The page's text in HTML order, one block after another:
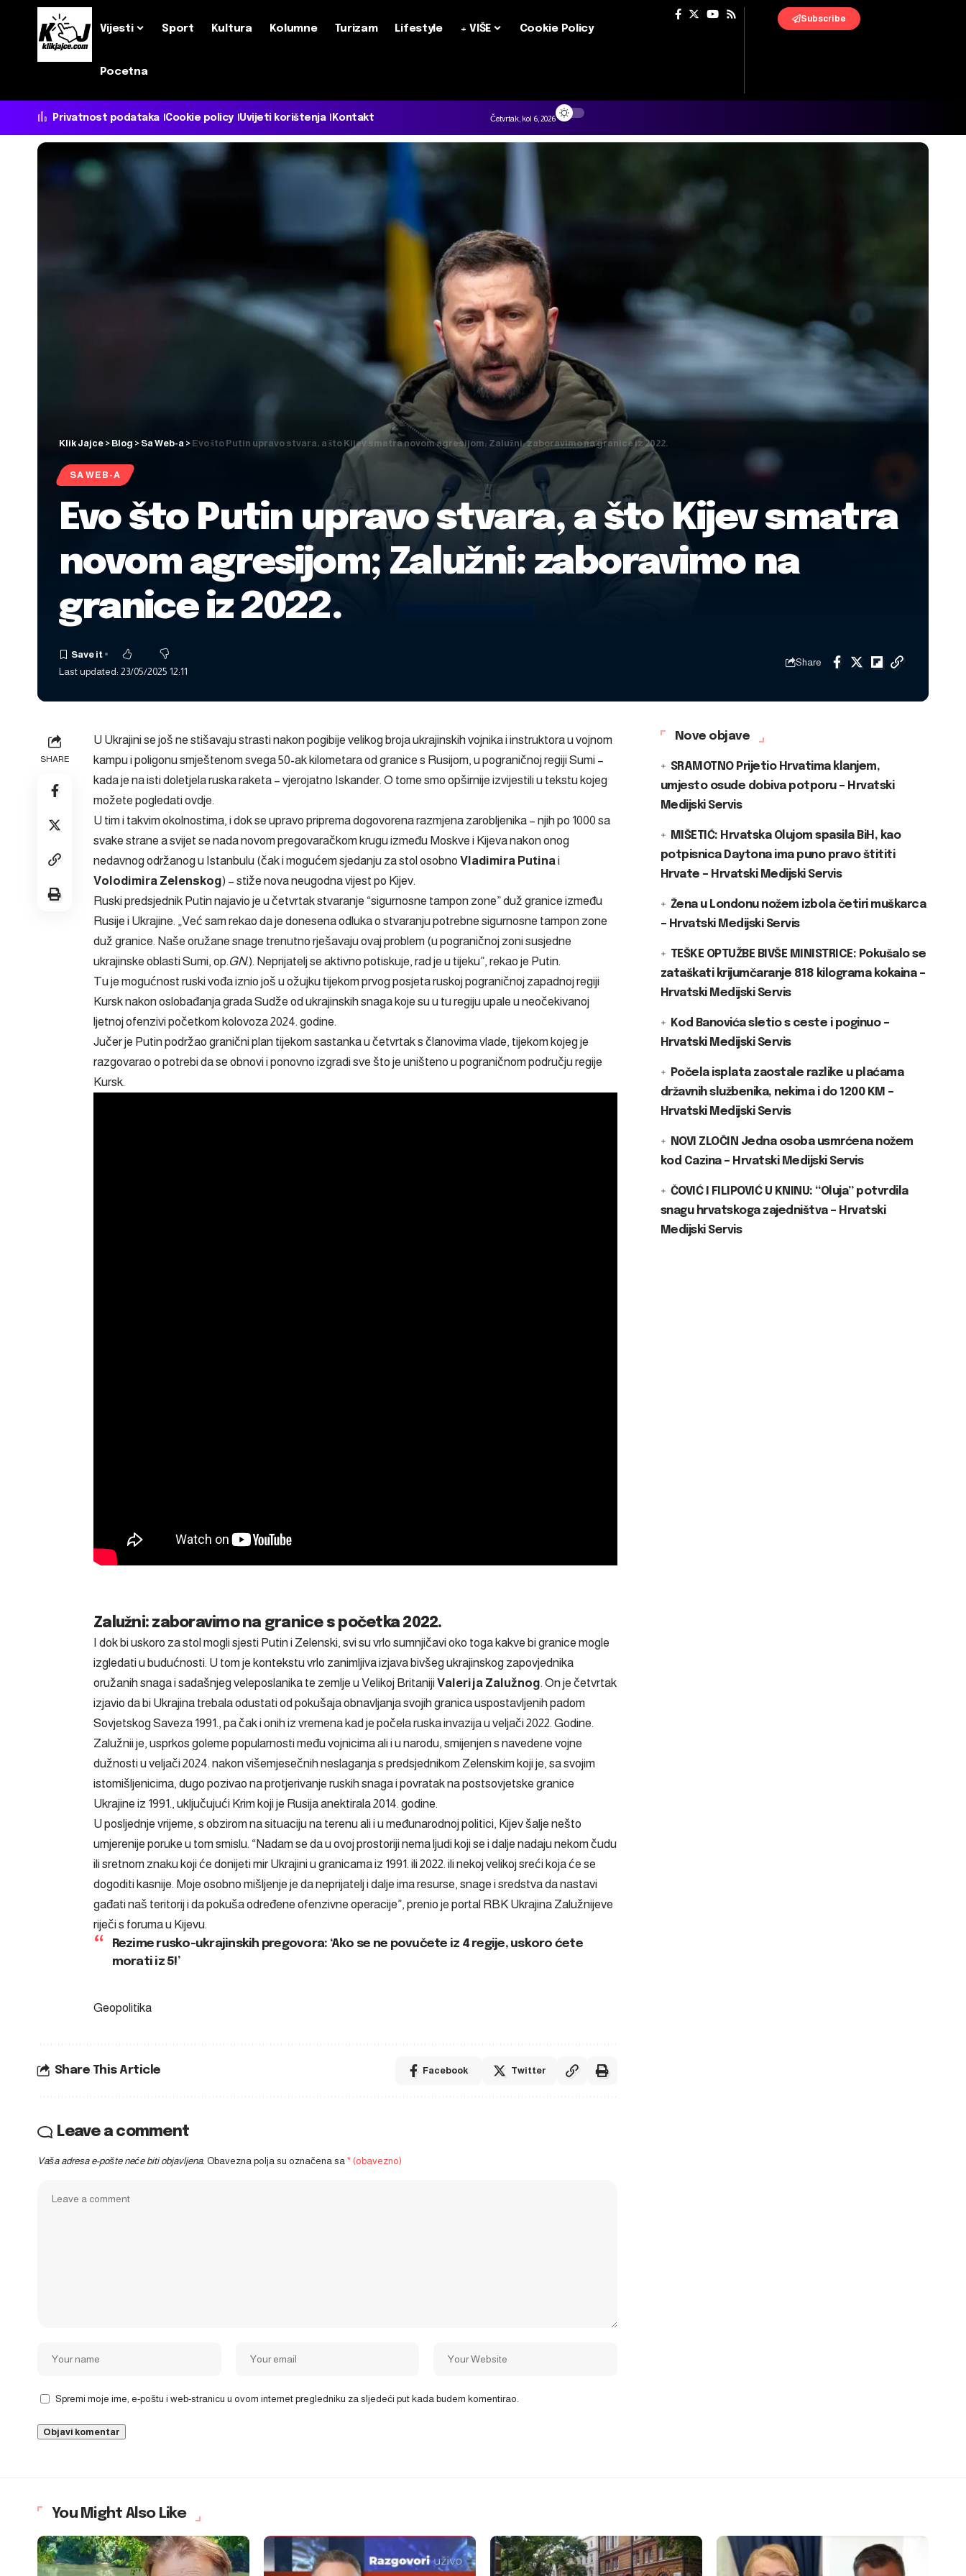
Vijesti Sport Kultura Kolumne Turizam Lifestyle + VIŠE Cookie Policy
Pocetna
Subscribe
Privatnost podataka Cookie policy Uvijeti korištenja Kontakt Četvrtak, kol 6, 2026
Klik Jajce > Blog > Sa Web-a > Evo što Putin upravo stvara, a što Kijev smatra novom agresijom; Zalužni: zaboravimo na granice iz 2022.
SA WEB-A
Evo što Putin upravo stvara, a što Kijev smatra
novom agresijom; Zalužni: zaboravimo na
granice iz 2022.
Last updated: 23/05/2025 12:11
Share
SHARE
U Ukrajini se još ne stišavaju strasti nakon pogibije velikog broja ukrajinskih vojnika i instruktora u vojnom
kampu i poligonu smještenom svega 50-ak kilometara od granice s Rusijom, u pograničnoj regiji Sumi –
kada je na isti doletjela ruska raketa – vjerojatno Iskander. O tome smo opširnije izvijestili u tekstu kojeg
možete pogledatiovdje.
U tim i takvim okolnostima, i dok se upravo priprema dogovorena razmjena zarobljenika – njih po 1000 sa
svake strane a svijet se nada novom pregovaračkom krugu između Moskve i Kijeva nakon onog
nedavnogodržanogu Istanbulu (čak i mogućem sjedanju za stol osobno Vladimira Putinai
Volodimira Zelenskog) – stiže nova neugodna vijest po Kijev.
Ruski predsjednik Putin najavio je u četvrtak stvaranje “sigurnosne tampon zone” duž granice između
Rusije i Ukrajine. „Već sam rekao da je donesena odluka o stvaranju potrebne sigurnosne tampon zone
duž granice. Naše oružane snage trenutno rješavaju ovaj problem (u pograničnoj zoni susjedne
ukrajinske oblasti Sumi, op.GN.). Neprijatelj se aktivno potiskuje, rad je u tijeku”, rekao je Putin.
Tu je mogućnost ruski vođa iznio još u ožujku tijekom prvog posjeta ruskoj pograničnoj zapadnoj regiji
Kursk nakonoslobađanjagrada Sudže od ukrajinskih snaga koje su u tu regiju upale u neočekivanoj
ljetnoj ofenzivi početkom kolovoza 2024. godine.
Jučer je Putin podržao granični plan tijekom sastanka u četvrtak s članovima vlade, tijekom kojeg je
razgovarao o potrebi da se obnovi i ponovno izgradi sve što je uništeno u pograničnom području regije
Kursk.
Zalužni: zaboravimo na granice s početka 2022.
I dok bi uskoro za stol mogli sjesti Putin i Zelenski, svi su vrlo sumnjičavi oko toga kakve bi granice mogle
izgledati u budućnosti. U tom je kontekstu vrlo zanimljiva izjava bivšeg ukrajinskog zapovjednika
oružanih snaga i sadašnjeg veleposlanika te zemlje u Velikoj BritanijiValerija Zalužnog. On je četvrtak
izjavio da bi Ukrajina trebala odustati od pokušaja obnavljanja svojih granica uspostavljenih padom
Sovjetskog Saveza 1991., pa čak i onih iz vremena kad je počela ruska invazija u veljači 2022. Godine.
Zalužnii je, usprkos goleme popularnosti među vojnicima ali i u narodu, smijenjen s navedene vojne
dužnosti u veljači 2024. nakon višemjesečnihneslaganjas predsjednikom Zelenskim koji je, sa svojim
istomišljenicima, dugo pozivao na protjerivanje ruskih snaga i povratak na postsovjetske granice
Ukrajine iz 1991., uključujući Krim koji je Rusija anektirala 2014. godine.
U posljednje vrijeme, s obzirom na situaciju na terenu ali i u međunarodnoj politici, Kijev šalje nešto
umjerenije poruke u tom smislu. “Nadam se da u ovoj prostoriji nema ljudi koji se i dalje nadaju nekom čudu
ili sretnom znaku koji će donijeti mir Ukrajini u granicama iz 1991. ili 2022. ili nekoj velikoj sreći koja će se
dogoditi kasnije. Moje osobno mišljenje je da neprijatelj i dalje ima resurse, snage i sredstva da nastavi
gađati naš teritorij i da pokuša određene ofenzivne operacije”, prenio je portal RBK Ukrajina Zalužnijeve
riječi s foruma u Kijevu.
Rezime rusko-ukrajinskih pregovora: ‘Ako se ne povučete iz 4 regije, uskoro ćete
morati iz 5!’
Geopolitika
Share This Article Facebook Twitter
Leave a comment
Vaša adresa e-pošte neće biti objavljena. Obavezna polja su označena sa * (obavezno)
Spremi moje ime, e-poštu i web-stranicu u ovom internet pregledniku za sljedeći put kada budem komentirao.
Nove objave
SRAMOTNO Prijetio Hrvatima klanjem,
umjesto osude dobiva potporu – Hrvatski
Medijski Servis
MIŠETIĆ: Hrvatska Olujom spasila BiH, kao
potpisnica Daytona ima puno pravo štititi
Hrvate – Hrvatski Medijski Servis
Žena u Londonu nožem izbola četiri muškarca
– Hrvatski Medijski Servis
TEŠKE OPTUŽBE BIVŠE MINISTRICE: Pokušalo se
zataškati krijumčaranje 818 kilograma kokaina –
Hrvatski Medijski Servis
Kod Banovića sletio s ceste i poginuo –
Hrvatski Medijski Servis
Počela isplata zaostale razlike u plaćama
državnih službenika, nekima i do 1200 KM –
Hrvatski Medijski Servis
NOVI ZLOČIN Jedna osoba usmrćena nožem
kod Cazina – Hrvatski Medijski Servis
ČOVIĆ I FILIPOVIĆ U KNINU: “Oluja” potvrdila
snagu hrvatskoga zajedništva – Hrvatski
Medijski Servis
You Might Also Like